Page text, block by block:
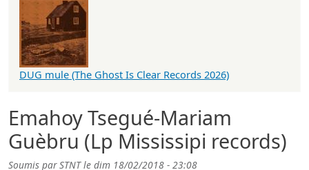
Emahoy Tsegué-Mariam
Guèbru (Lp Mississipi records)
Soumis parSTNTle dim 18/02/2018 - 23:08
DUG mule (The Ghost Is Clear Records 2026)